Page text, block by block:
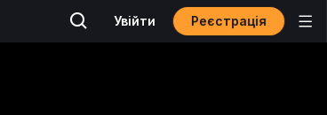
Увійти Реєстрація